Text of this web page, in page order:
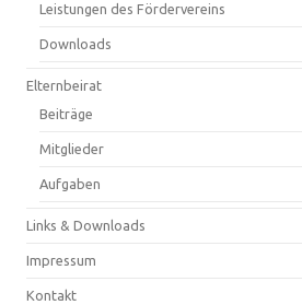
Leistungen des Fördervereins
Downloads
Elternbeirat
Beiträge
Mitglieder
Aufgaben
Links & Downloads
Impressum
Kontakt